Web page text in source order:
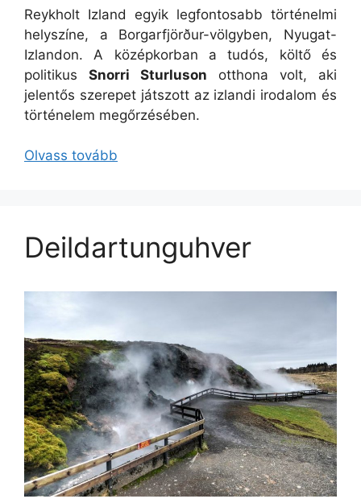
Reykholt Izland egyik legfontosabb történelmi
helyszíne, a Borgarfjörður-völgyben, Nyugat-
Izlandon. A középkorban a tudós, költő és
politikus Snorri Sturluson otthona volt, aki
jelentős szerepet játszott az izlandi irodalom és
történelem megőrzésében.
Olvass tovább
Deildartunguhver